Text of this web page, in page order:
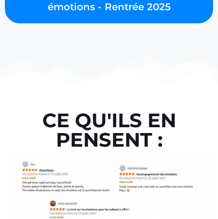
émotions - Rentrée 2025
CE QU'ILS EN
PENSENT :​